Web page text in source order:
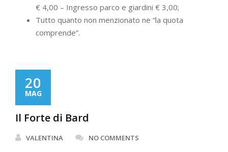
€ 4,00 – Ingresso parco e giardini € 3,00;
Tutto quanto non menzionato ne “la quota
comprende”.
20
MAG
Il Forte di Bard
VALENTINA NO COMMENTS